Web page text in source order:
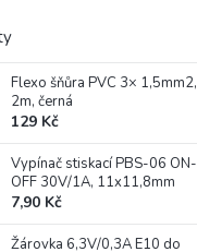
Flexo šňůra PVC 3× 1,5mm2,
2m, černá
129 Kč
Vypínač stiskací PBS-06 ON-
OFF 30V/1A, 11x11,8mm
7,90 Kč
Žárovka 6,3V/0,3A E10 do